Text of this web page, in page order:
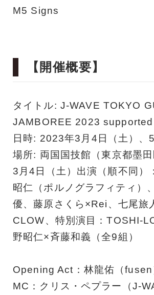
M5 Signs
【開催概要】
タイトル: J-WAVE TOKYO
JAMBOREE 2023 supported
日時: 2023年3月4日（土）、5
場所: 両国国技館（東京都墨
3月4日（土）出演（順不同）
昭仁（ポルノグラフィティ）
優、藤原さくら×Rei、七尾旅
CLOW、特別演目：TOSHI-
野昭仁×斉藤和義（全9組）
Opening Act：林龍佑（fusen
MC：クリス・ペプラー（J-